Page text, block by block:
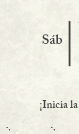
Sáb
¡Inicia